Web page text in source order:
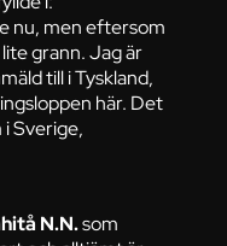
nu, men eftersom
grann. Jag är
till i Tyskland,
här. Det
Sverige,
N.N.som